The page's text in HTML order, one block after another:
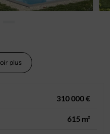
plus
310 000 €
615 m²